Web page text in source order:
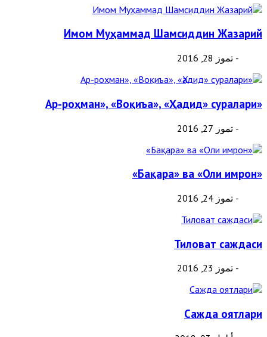
Имом Муҳаммад Шамсиддин Жазарий
- تموز 28, 2016
«Ар-роҳман», «Воқиъа», «Ҳадид» суралари
- تموز 27, 2016
«Бақара» ва «Оли имрон»
- تموز 24, 2016
Тиловат саждаси
- تموز 23, 2016
Сажда оятлари